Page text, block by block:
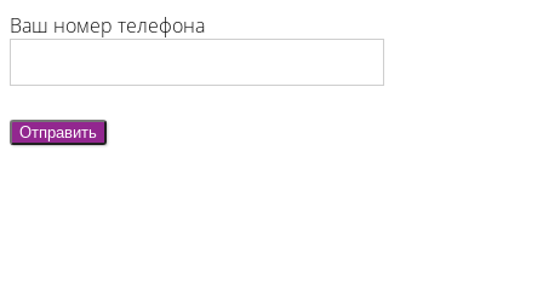
Ваш номер телефона
Отправить